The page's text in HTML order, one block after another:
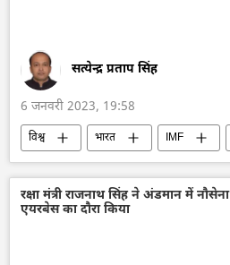
सत्येन्द्र प्रताप सिंह
6 जनवरी 2023, 19:58
विश्व भारत IMF
आर्थिक संकट
रक्षा मंत्री राजनाथ सिंह ने अंडमान में नौसेना
एयरबेस का दौरा किया